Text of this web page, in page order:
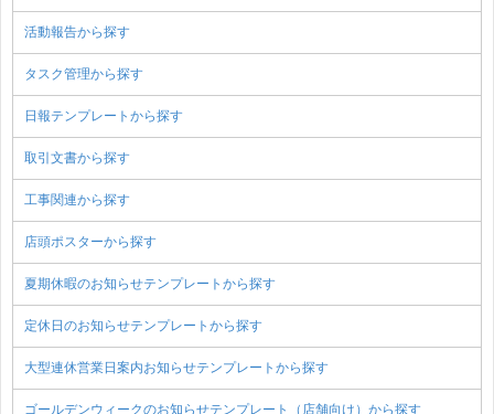
活動報告から探す
タスク管理から探す
日報テンプレートから探す
取引文書から探す
工事関連から探す
店頭ポスターから探す
夏期休暇のお知らせテンプレートから探す
定休日のお知らせテンプレートから探す
大型連休営業日案内お知らせテンプレートから探す
ゴールデンウィークのお知らせテンプレート（店舗向け）から探す